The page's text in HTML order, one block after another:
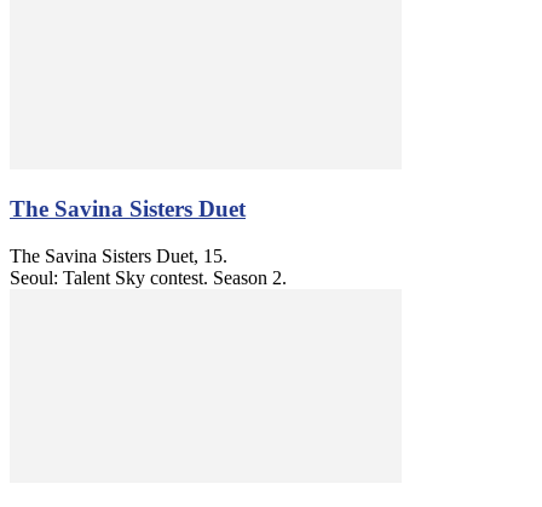
The Savina Sisters Duet
The Savina Sisters Duet, 15.
Seoul: Talent Sky contest. Season 2.